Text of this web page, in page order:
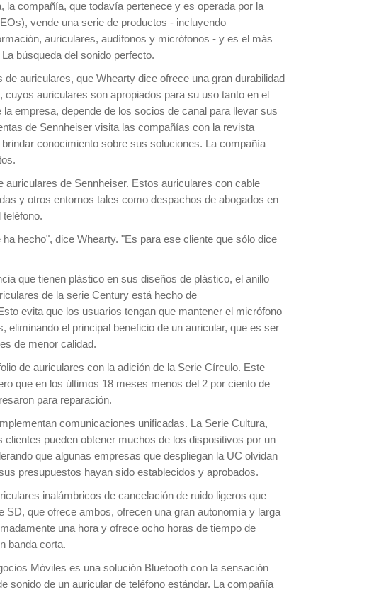
compañía, que todavía pertenece y es operada por la
vende una serie de productos - incluyendo
auriculares, audífonos y micrófonos - y es el más
búsqueda del sonido perfecto.
auriculares, que Whearty dice ofrece una gran durabilidad
auriculares son apropiados para su uso tanto en el
empresa, depende de los socios de canal para llevar sus
de Sennheiser visita las compañías con la revista
conocimiento sobre sus soluciones. La compañía
auriculares de Sennheiser. Estos auriculares con cable
y otros entornos tales como despachos de abogados en
hecho", dice Whearty. "Es para ese cliente que sólo dice
que tienen plástico en sus diseños de plástico, el anillo
de la serie Century está hecho de
evita que los usuarios tengan que mantener el micrófono
eliminando el principal beneficio de un auricular, que es ser
de menor calidad.
de auriculares con la adición de la Serie Círculo. Este
que en los últimos 18 meses menos del 2 por ciento de
para reparación.
comunicaciones unificadas. La Serie Cultura,
pueden obtener muchos de los dispositivos por un
que algunas empresas que despliegan la UC olvidan
presupuestos hayan sido establecidos y aprobados.
inalámbricos de cancelación de ruido ligeros que
SD, que ofrece ambos, ofrecen una gran autonomía y larga
una hora y ofrece ocho horas de tiempo de
banda corta.
Móviles es una solución Bluetooth con la sensación
sonido de un auricular de teléfono estándar. La compañía